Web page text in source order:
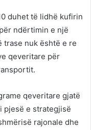
duhet të lidhë kufirin
ndërtimin e një
trase nuk është e re
qeveritare për
qeveritare gjatë
pjesë e strategjisë
rajonale dhe